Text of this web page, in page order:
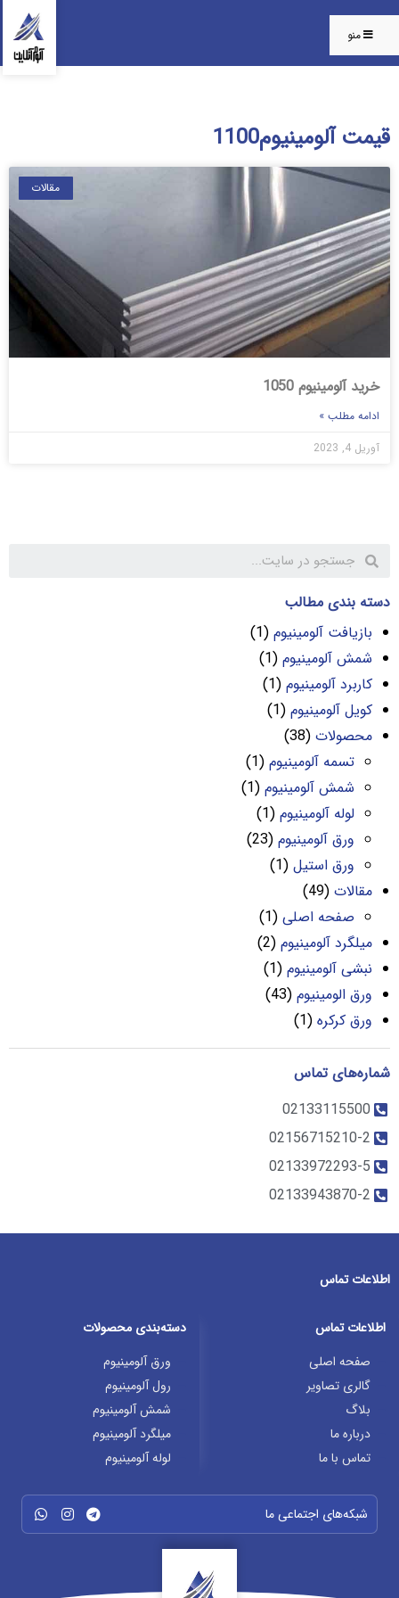
منو
قیمت آلومینیوم1100
مقالات
خرید آلومینیوم 1050
ادامه مطلب »
آوریل 4, 2023
دسته بندی مطالب
بازیافت آلومینیوم (1)
شمش آلومینیوم (1)
کاربرد آلومینیوم (1)
کویل آلومینیوم (1)
محصولات (38)
تسمه آلومینیوم (1)
شمش آلومینیوم (1)
لوله آلومینیوم (1)
ورق آلومینیوم (23)
ورق استیل (1)
مقالات (49)
صفحه اصلی (1)
میلگرد آلومینیوم (2)
نبشی آلومینیوم (1)
ورق الومینیوم (43)
ورق کرکره (1)
شماره‌های تماس
02133115500
02156715210-2
02133972293-5
02133943870-2
اطلاعات تماس
اطلاعات تماس
صفحه اصلی
گالری تصاویر
بلاگ
درباره ما
تماس با ما
دسته‌بندی محصولات
ورق آلومینیوم
رول آلومینیوم
شمش آلومینیوم
میلگرد آلومینیوم
لوله آلومینیوم
شبکه‌های اجتماعی ما